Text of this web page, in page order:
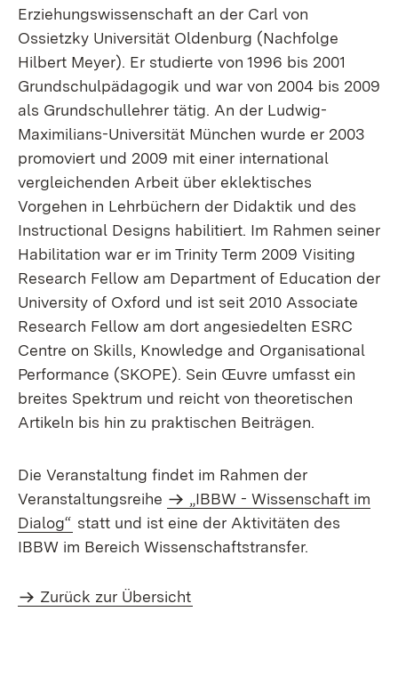
Erziehungswissenschaft an der Carl von
Ossietzky Universität Oldenburg (Nachfolge
Hilbert Meyer). Er studierte von 1996 bis 2001
Grundschulpädagogik und war von 2004 bis 2009
als Grundschullehrer tätig. An der Ludwig-
Maximilians-Universität München wurde er 2003
promoviert und 2009 mit einer international
vergleichenden Arbeit über eklektisches
Vorgehen in Lehrbüchern der Didaktik und des
Instructional Designs habilitiert. Im Rahmen seiner
Habilitation war er im Trinity Term 2009 Visiting
Research Fellow am Department of Education der
University of Oxford und ist seit 2010 Associate
Research Fellow am dort angesiedelten ESRC
Centre on Skills, Knowledge and Organisational
Performance (SKOPE). Sein Œuvre umfasst ein
breites Spektrum und reicht von theoretischen
Artikeln bis hin zu praktischen Beiträgen.
Die Veranstaltung findet im Rahmen der
Veranstaltungsreihe
„IBBW - Wissenschaft im
Dialog“ statt und ist eine der Aktivitäten des
IBBW im Bereich Wissenschaftstransfer.
Zurück zur Übersicht